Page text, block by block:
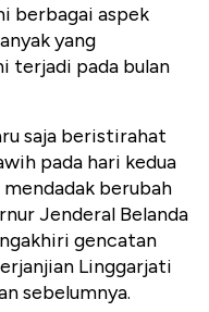
berbagai aspek
yang
terjadi pada bulan
saja beristirahat
pada hari kedua
mendadak berubah
Jenderal Belanda
gencatan
Linggarjati
sebelumnya.